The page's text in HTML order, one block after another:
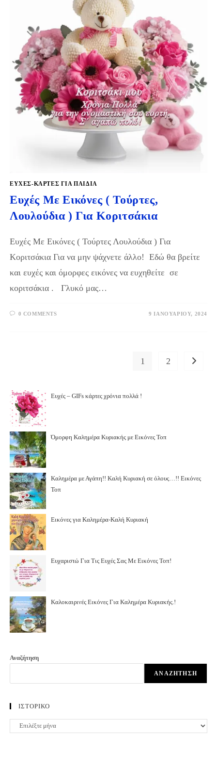
ΕΥΧΈΣ-ΚΆΡΤΕΣ ΓΙΑ ΠΑΙΔΙΆ
Ευχές Με Εικόνες ( Τούρτες,
Λουλούδια ) Για Κοριτσάκια
Ευχές Με Εικόνες ( Τούρτες Λουλούδια ) Για
Κοριτσάκια Για να μην ψάχνετε άλλο! Εδώ θα βρείτε
και ευχές και όμορφες εικόνες να ευχηθείτε σε
κοριτσάκια . Γλυκό μας…
0 COMMENTS 9 ΙΑΝΟΥΑΡΊΟΥ, 2024
1 2 Go to
Ευχές – GIFs κάρτες χρόνια πολλά !
Όμορφη Καλημέρα Κυριακής με Εικόνες Τοπ
Καλημέρα με Αγάπη!! Καλή Κυριακή σε όλους…!! Εικόνες
Τοπ
Εικόνες για Καλημέρα-Καλή Κυριακή
Ευχαριστώ Για Τις Ευχές Σας Με Εικόνες Τοπ!
Καλοκαιρινές Εικόνες Για Καλημέρα Κυριακής.!
Αναζήτηση
ΑΝΑΖΉΤΗΣΗ
ΙΣΤΟΡΙΚΟ
ΙΣΤΟΡΙΚΟ